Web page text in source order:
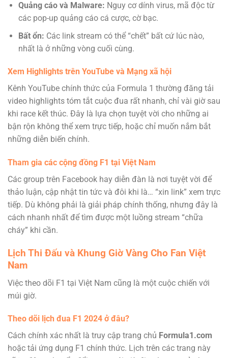
Quảng cáo và Malware: Nguy cơ dính virus, mã độc từ
các pop-up quảng cáo cá cược, cờ bạc.
Bất ổn: Các link stream có thể “chết” bất cứ lúc nào,
nhất là ở những vòng cuối cùng.
Xem Highlights trên YouTube và Mạng xã hội
Kênh YouTube chính thức của Formula 1 thường đăng tải
video highlights tóm tắt cuộc đua rất nhanh, chỉ vài giờ sau
khi race kết thúc. Đây là lựa chọn tuyệt vời cho những ai
bận rộn không thể xem trực tiếp, hoặc chỉ muốn nắm bắt
những diễn biến chính.
Tham gia các cộng đồng F1 tại Việt Nam
Các group trên Facebook hay diễn đàn là nơi tuyệt vời để
thảo luận, cập nhật tin tức và đôi khi là… “xin link” xem trực
tiếp. Dù không phải là giải pháp chính thống, nhưng đây là
cách nhanh nhất để tìm được một luồng stream “chữa
cháy” khi cần.
Lịch Thi Đấu và Khung Giờ Vàng Cho Fan Việt
Nam
Việc theo dõi F1 tại Việt Nam cũng là một cuộc chiến với
múi giờ.
Theo dõi lịch đua F1 2024 ở đâu?
Cách chính xác nhất là truy cập trang chủ Formula1.com
hoặc tải ứng dụng F1 chính thức. Lịch trên các trang này